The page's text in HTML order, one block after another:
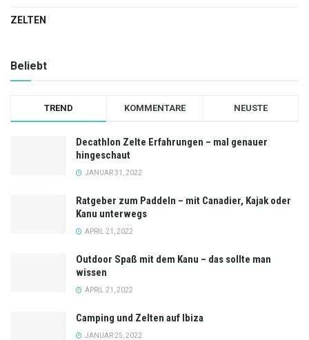
ZELTEN
Beliebt
TREND KOMMENTARE NEUSTE
Decathlon Zelte Erfahrungen – mal genauer
hingeschaut
JANUAR 31, 2022
Ratgeber zum Paddeln – mit Canadier, Kajak oder
Kanu unterwegs
APRIL 21, 2022
Outdoor Spaß mit dem Kanu – das sollte man
wissen
APRIL 21, 2022
Camping und Zelten auf Ibiza
JANUAR 25, 2022